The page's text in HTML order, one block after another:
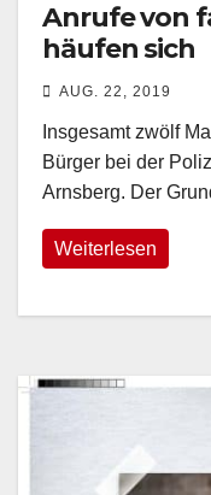
Anrufe von
häufen sich
AUG. 22, 2019
Insgesamt zwölf
Bürger bei der
Arnsberg. Der
Weiterlesen